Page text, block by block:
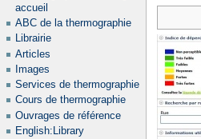
accueil
ABC de la thermographie
Librairie
Articles
Images
Services de thermographie
Cours de thermographie
Ouvrages de référence
English:Library